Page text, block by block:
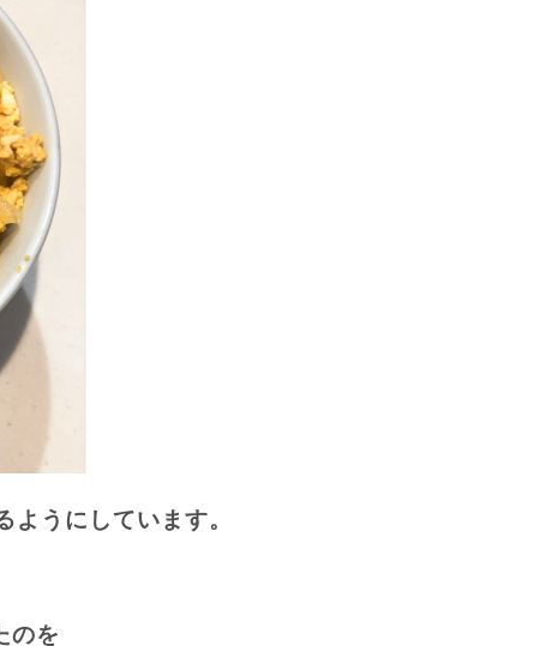
うにしています。
のを